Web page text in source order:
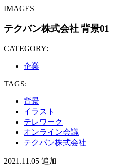
IMAGES
テクバン株式会社 背景01
CATEGORY:
企業
TAGS:
背景
イラスト
テレワーク
オンライン会議
テクバン株式会社
2021.11.05 追加